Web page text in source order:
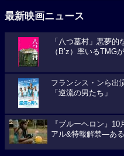
最新映画ニュース
「八つ墓村」悪夢
（B’z）率いるTMG
フランシス・ンら出
「逆流の男たち」
『ブルーヘロン』
アル&特報解禁―あ